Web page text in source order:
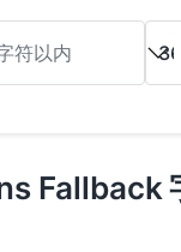
Fallback